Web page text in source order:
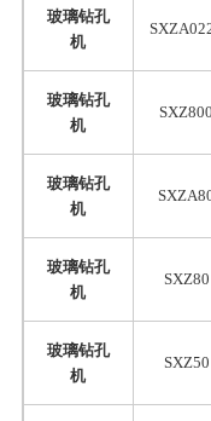
玻璃钻孔
机
玻璃钻孔
机
SXZ800
玻璃钻孔
机
玻璃钻孔
机
SXZ80
玻璃钻孔
机
SXZ50